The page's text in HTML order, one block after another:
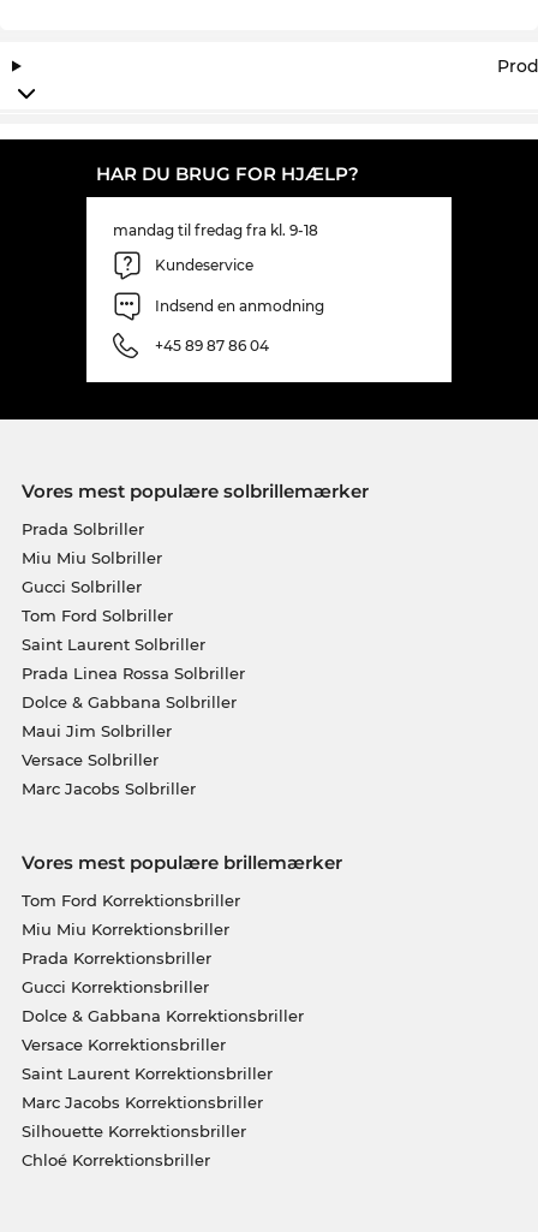
HAR DU BRUG FOR HJÆLP?
mandag til fredag fra kl. 9-18
Kundeservice
Indsend en anmodning
+45 89 87 86 04
Vores mest populære solbrillemærker
Prada Solbriller
Miu Miu Solbriller
Gucci Solbriller
Tom Ford Solbriller
Saint Laurent Solbriller
Prada Linea Rossa Solbriller
Dolce & Gabbana Solbriller
Maui Jim Solbriller
Versace Solbriller
Marc Jacobs Solbriller
Vores mest populære brillemærker
Tom Ford Korrektionsbriller
Miu Miu Korrektionsbriller
Prada Korrektionsbriller
Gucci Korrektionsbriller
Dolce & Gabbana Korrektionsbriller
Versace Korrektionsbriller
Saint Laurent Korrektionsbriller
Marc Jacobs Korrektionsbriller
Silhouette Korrektionsbriller
Chloé Korrektionsbriller